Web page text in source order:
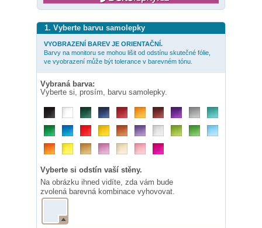
1. Vyberte barvu samolepky
VYOBRAZENÍ BAREV JE ORIENTAČNÍ.
Barvy na monitoru se mohou lišit od odstínu skutečné fólie,
ve vyobrazení může být tolerance v barevném tónu.
Vybraná barva:
Vyberte si, prosím, barvu samolepky.
Vyberte si odstín vaší stěny.
Na obrázku ihned vidíte, zda vám bude
zvolená barevná kombinace vyhovovat.